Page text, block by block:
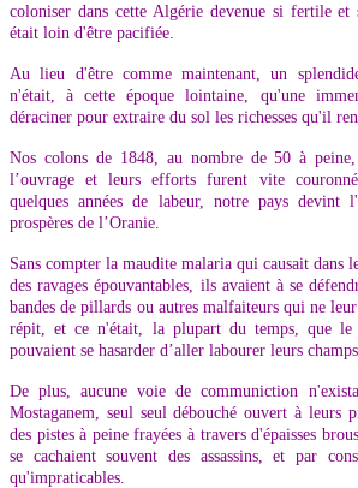
coloniser dans cette Algérie devenue si fertile
était loin d'être pacifiée.
Au lieu d'être comme maintenant, un
n'était, à cette époque lointaine, qu'une
déraciner pour extraire du sol les richesses qu'il
Nos colons de 1848, au nombre de 50 à
l’ouvrage et leurs efforts furent vite
quelques années de labeur, notre pays devint
prospères de l’Oranie.
Sans compter la maudite malaria qui causait dans
des ravages épouvantables, ils avaient à se
bandes de pillards ou autres malfaiteurs qui ne
répit, et ce n'était, la plupart du temps, que
pouvaient se hasarder d’aller labourer leurs champs.
De plus, aucune voie de communiction
Mostaganem, seul seul débouché ouvert à leurs
des pistes à peine frayées à travers d'épaisses
se cachaient souvent des assassins, et par
qu'impraticables.